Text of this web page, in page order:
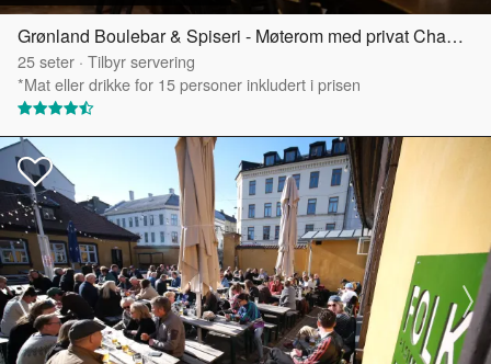
Grønland Boulebar & Spiseri - Møterom med privat Chambre Séparée
25seter · Tilbyr servering
*Mat eller drikke for 15 personer inkludert i prisen